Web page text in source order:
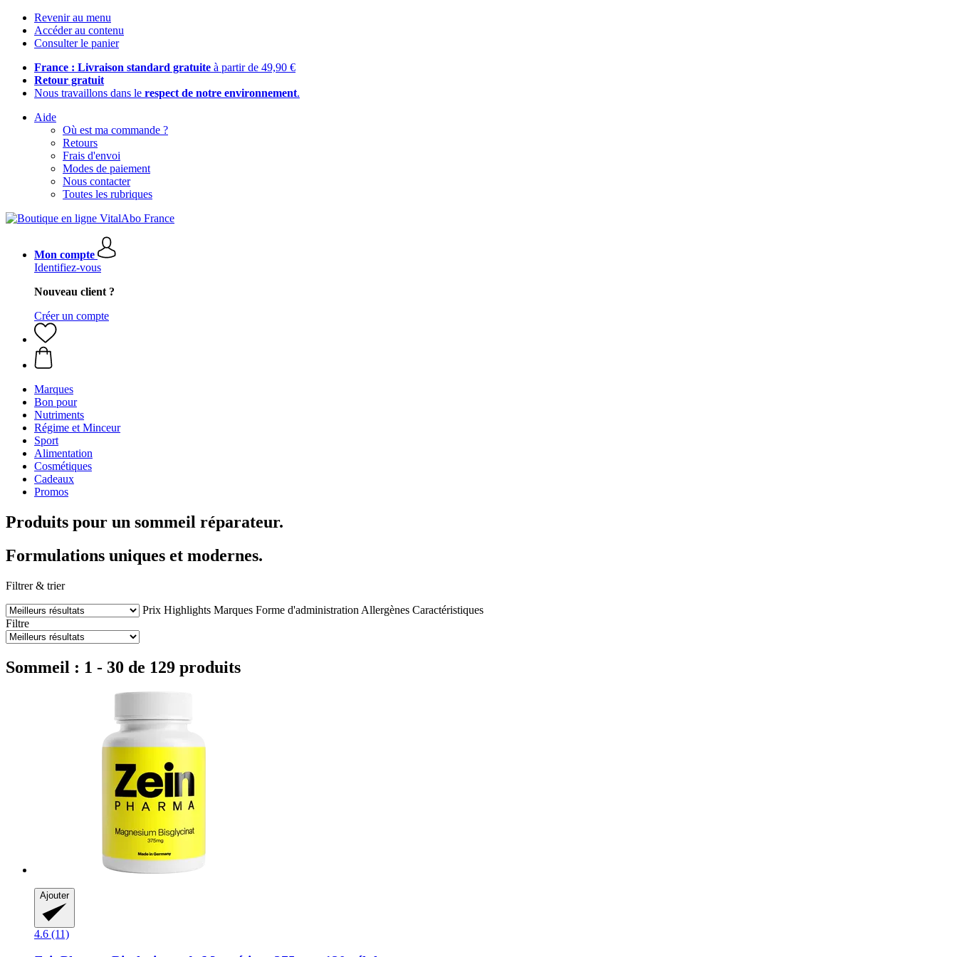
Revenir au menu
Accéder au contenu
Consulter le panier
France : Livraison standard gratuite à partir de 49,90 €
Retour gratuit
Nous travaillons dans le respect de notre environnement.
Aide
Où est ma commande ?
Retours
Frais d'envoi
Modes de paiement
Nous contacter
Toutes les rubriques
Mon compte
Identifiez-vous
Nouveau client ?
Créer un compte
Marques
Bon pour
Nutriments
Régime et Minceur
Sport
Alimentation
Cosmétiques
Cadeaux
Promos
Produits pour un sommeil réparateur.
Formulations uniques et modernes.
Filtrer & trier
Prix Highlights Marques Forme d'administration Allergènes Caractéristiques
Filtre
Sommeil : 1 - 30 de 129 produits
Ajouter
4.6 (11)